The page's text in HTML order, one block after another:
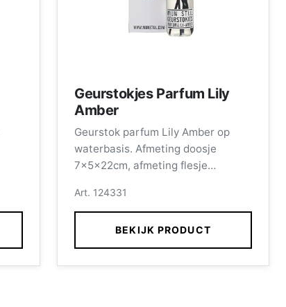
Geurstokjes Parfum Lily
Amber
Geurstok parfum Lily Amber op
waterbasis. Afmeting doosje
7x5x22cm, afmeting flesje
stokjes.
Art. 124331
BEKIJK PRODUCT